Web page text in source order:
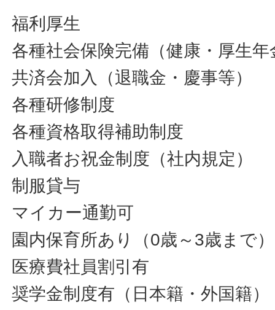
福利厚生
各種社会保険完備（健康・厚生
共済会加入（退職金・慶事等）
各種研修制度
各種資格取得補助制度
入職者お祝金制度（社内規定）
制服貸与
マイカー通勤可
園内保育所あり（0歳～3歳まで
医療費社員割引有
奨学金制度有（日本籍・外国籍）